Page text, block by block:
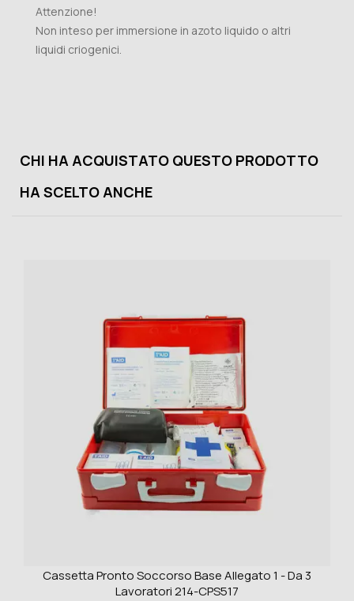
Attenzione!
Non inteso per immersione in azoto liquido o altri
liquidi criogenici.
CHI HA ACQUISTATO QUESTO PRODOTTO
HA SCELTO ANCHE
Cassetta Pronto Soccorso Base Allegato 1 - Da 3
Lavoratori 214-CPS517